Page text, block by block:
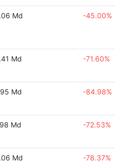
Md -45.00%
Md -71.60%
Md -84.98%
Md -72.53%
Md -78.37%